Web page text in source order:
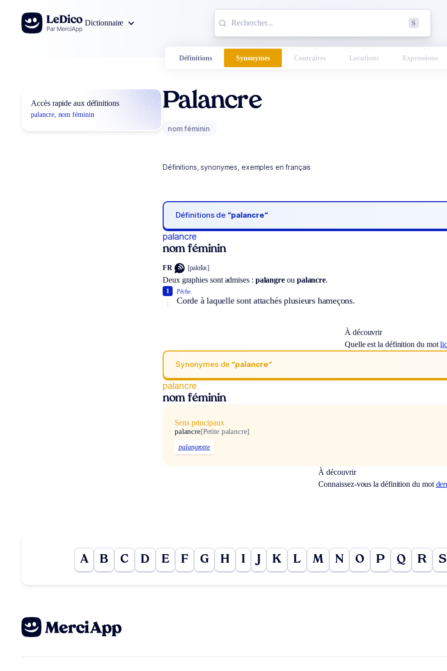
Aller au contenu
Dictionnaire
S
Définitions Synonymes Contraires Locutions Expressions
Accès rapide aux définitions
palancre, nom féminin
Palancre
nom féminin
Définitions, synonymes, exemples en français
Définitions de “palancre“
palancre
nom féminin
FR [palɑ̃kʀ]
Deux graphies sont admises : palangre ou palancre.
Pêche.
Corde à laquelle sont attachés plusieurs hameçons.
1
À découvrir
Quelle est la définition du mot
Synonymes de “palancre“
palancre
nom féminin
Sens principaux
palancre[Petite palancre]
palangrotte
À découvrir
Connaissez-vous la définition du mot
A B C D E F G H I J K L M N O P Q R S